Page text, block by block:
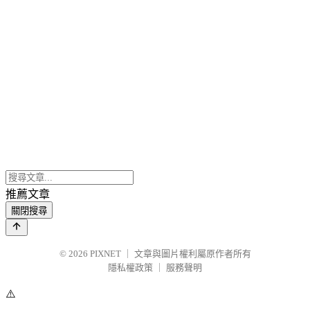
推薦文章
關閉搜尋
© 2026 PIXNET
文章與圖片權利屬原作者所有
隱私權政策
服務聲明
⚠️